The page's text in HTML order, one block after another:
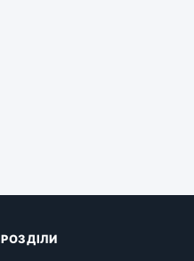
РОЗДІЛИ